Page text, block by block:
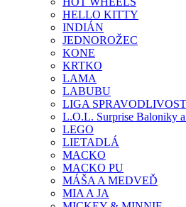
HELLO KITTY
INDIÁN
JEDNOROŽEC
KONE
KRTKO
LAMA
LABUBU
LIGA
L.O.L. Surprise Baloniky
LEGO
LIETADLÁ
MACKO
MACKO PU
MÁŠA A MEDVEĎ
MIA A JA